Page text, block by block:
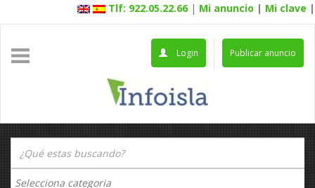
Tlf: 922.05.22.66 | Mi anuncio | Mi clave |
Publicar anuncio
Login